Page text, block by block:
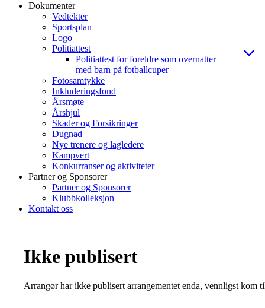
Dokumenter
Vedtekter
Sportsplan
Logo
Politiattest
Politiattest for foreldre som overnatter
med barn på fotballcuper
Fotosamtykke
Inkluderingsfond
Årsmøte
Årshjul
Skader og Forsikringer
Dugnad
Nye trenere og lagledere
Kampvert
Konkurranser og aktiviteter
Partner og Sponsorer
Partner og Sponsorer
Klubbkolleksjon
Kontakt oss
Ikke publisert
Arrangør har ikke publisert arrangementet enda, vennligst kom